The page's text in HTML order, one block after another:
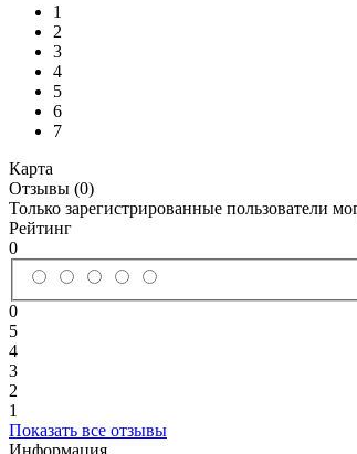
1
2
3
4
5
6
7
Карта
Отзывы (0)
Только зарегистрированные пользователи
Рейтинг
0
0
5
4
3
2
1
Показать все отзывы